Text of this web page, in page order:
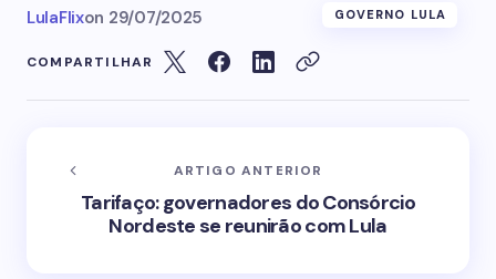
LulaFlixon 29/07/2025 GOVERNO LULA
COMPARTILHAR
ARTIGO ANTERIOR
Tarifaço: governadores do Consórcio
Nordeste se reunirão com Lula